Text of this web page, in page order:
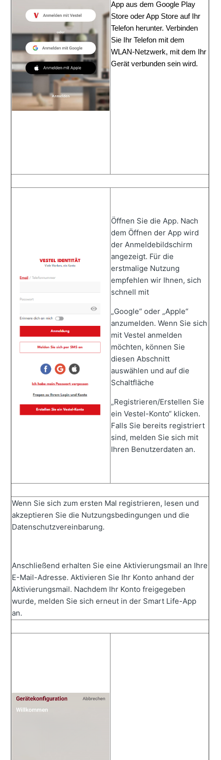
App aus dem Google Play
Store oder App Store auf Ihr
Telefon herunter. Verbinden
Sie Ihr Telefon mit dem
WLAN-Netzwerk, mit dem Ihr
Gerät verbunden sein wird.
Öffnen Sie die App. Nach
dem Öffnen der App wird
der Anmeldebildschirm
angezeigt. Für die
erstmalige Nutzung
empfehlen wir Ihnen, sich
schnell mit
„Google“ oder „Apple“
anzumelden. Wenn Sie sich
mit Vestel anmelden
möchten, können Sie
diesen Abschnitt
auswählen und auf die
Schaltfläche
„Registrieren/Erstellen Sie
ein Vestel-Konto“ klicken.
Falls Sie bereits registriert
sind, melden Sie sich mit
Ihren Benutzerdaten an.
Wenn Sie sich zum ersten Mal registrieren, lesen und
akzeptieren Sie die Nutzungsbedingungen und die
Datenschutzvereinbarung.
Anschließend erhalten Sie eine Aktivierungsmail an Ihre
E-Mail-Adresse. Aktivieren Sie Ihr Konto anhand der
Aktivierungsmail. Nachdem Ihr Konto freigegeben
wurde, melden Sie sich erneut in der Smart Life-App
an.